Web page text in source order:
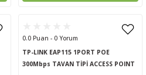
0.0 Puan - 0 Yorum
TP-LINK EAP115 1PORT POE
300Mbps TAVAN TİPİ ACCESS POINT